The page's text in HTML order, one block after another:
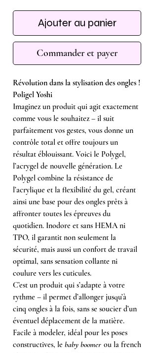
Ajouter au panier
Commander et payer
Révolution dans la stylisation des ongles !
Poligel Yoshi
Imaginez un produit qui agit exactement
comme vous le souhaitez – il suit
parfaitement vos gestes, vous donne un
contrôle total et offre toujours un
résultat éblouissant. Voici le Polygel,
l’acrygel de nouvelle génération. Le
Polygel combine la résistance de
l’acrylique et la flexibilité du gel, créant
ainsi une base pour des ongles prêts à
affronter toutes les épreuves du
quotidien. Inodore et sans HEMA ni
TPO, il garantit non seulement la
sécurité, mais aussi un confort de travail
optimal, sans sensation collante ni
coulure vers les cuticules.
C’est un produit qui s’adapte à votre
rythme – il permet d’allonger jusqu’à
cinq ongles à la fois, sans se soucier d’un
éventuel déplacement de la matière.
Facile à modeler, idéal pour les poses
constructives, le baby boomer ou la french